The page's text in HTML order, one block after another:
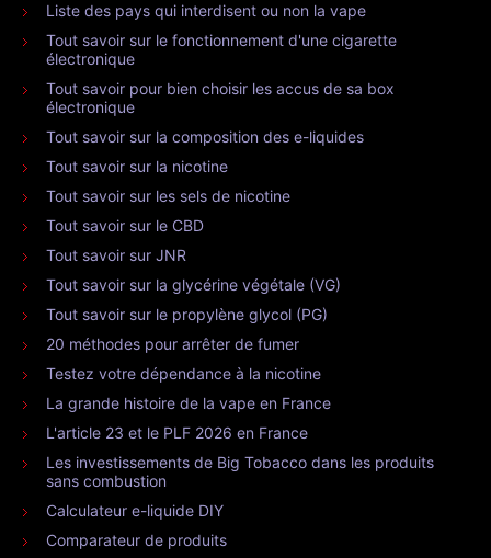
Liste des pays qui interdisent ou non la vape
Tout savoir sur le fonctionnement d'une cigarette
électronique
Tout savoir pour bien choisir les accus de sa box
électronique
Tout savoir sur la composition des e-liquides
Tout savoir sur la nicotine
Tout savoir sur les sels de nicotine
Tout savoir sur le CBD
Tout savoir sur JNR
Tout savoir sur la glycérine végétale (VG)
Tout savoir sur le propylène glycol (PG)
20 méthodes pour arrêter de fumer
Testez votre dépendance à la nicotine
La grande histoire de la vape en France
L'article 23 et le PLF 2026 en France
Les investissements de Big Tobacco dans les produits
sans combustion
Calculateur e-liquide DIY
Comparateur de produits